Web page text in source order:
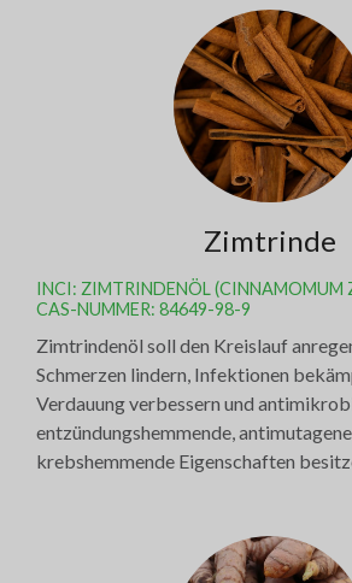
Zimtrinde
INCI: ZIMTRINDENÖL (CINNAMOMUM
CAS-NUMMER: 84649-98-9
Zimtrindenöl soll den Kreislauf
Schmerzen lindern, Infektionen
Verdauung verbessern und
entzündungshemmende,
krebshemmende Eigenschaften